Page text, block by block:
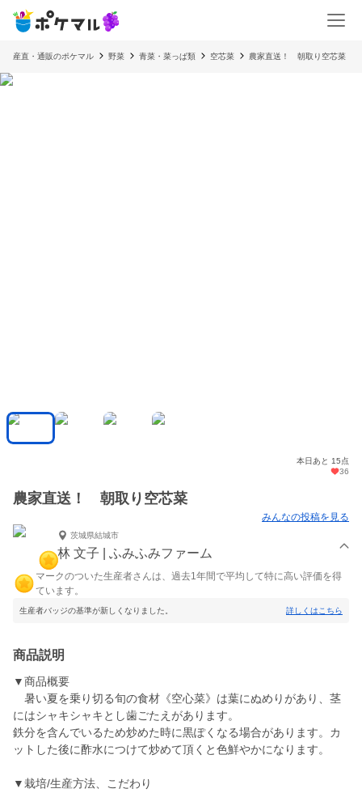
産直・通販のポケマル 野菜 青菜・菜っぱ類 空芯菜 農家直送！ 朝取り空芯菜
本日あと 15点
36
農家直送！ 朝取り空芯菜
みんなの投稿を見る
茨城県結城市
林 文子 | ふみふみファーム
マークのついた生産者さんは、過去1年間で平均して特に高い評価を得
ています。
生産者バッジの基準が新しくなりました。 詳しくはこちら
商品説明
▼商品概要
暑い夏を乗り切る旬の食材《空心菜》は葉にぬめりがあり、茎
にはシャキシャキとし歯ごたえがあります。
鉄分を含んでいるため炒めた時に黒ぽくなる場合があります。カ
ットした後に酢水につけて炒めて頂くと色鮮やかになります。
▼栽培/生産方法、こだわり